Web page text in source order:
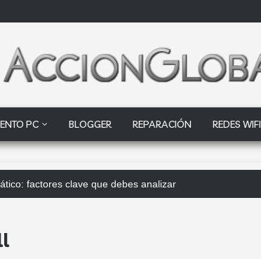
PC BLOGGER REPARACIÓN REDES WIFI
factores clave que debes analizar